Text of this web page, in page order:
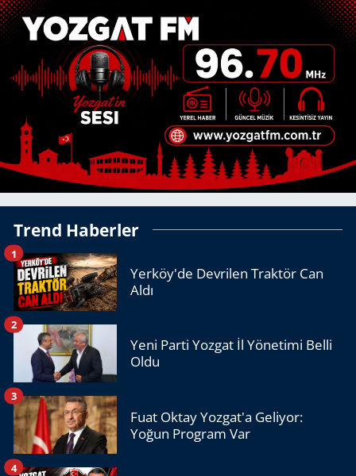
Trend Haberler
Yerköy'de Devrilen Traktör Can
Aldı
1
Yeni Parti Yozgat İl Yönetimi Belli
Oldu
2
Fuat Oktay Yozgat'a Geliyor:
Yoğun Program Var
3
4